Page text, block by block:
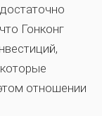
Гонконг
отношении